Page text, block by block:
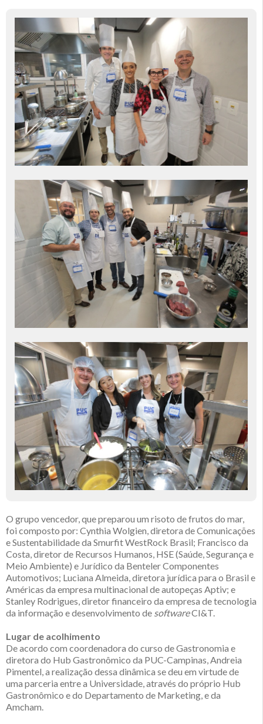
O grupo vencedor, que preparou um risoto de frutos do mar,
foi composto por: Cynthia Wolgien, diretora de Comunicações
e Sustentabilidade da Smurfit WestRock Brasil; Francisco da
Costa, diretor de Recursos Humanos, HSE (Saúde, Segurança e
Meio Ambiente) e Jurídico da Benteler Componentes
Automotivos; Luciana Almeida, diretora jurídica para o Brasil e
Américas da empresa multinacional de autopeças Aptiv; e
Stanley Rodrigues, diretor financeiro da empresa de tecnologia
da informação e desenvolvimento de softwareCI&T.
Lugar de acolhimento
De acordo com coordenadora do curso de Gastronomia e
diretora do Hub Gastronômico da PUC-Campinas, Andreia
Pimentel, a realização dessa dinâmica se deu em virtude de
uma parceria entre a Universidade, através do próprio Hub
Gastronômico e do Departamento de Marketing, e da
Amcham.